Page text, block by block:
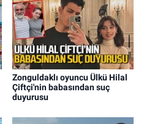
Zonguldaklı oyuncu Ülkü Hilal
Çiftçi'nin babasından suç
duyurusu